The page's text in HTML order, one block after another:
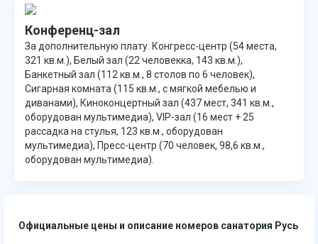
Конференц-зал
За дополнительную плату. Конгресс-центр (54 места,
321 кв.м.), Белый зал (22 человекка, 143 кв.м.),
Банкетный зал (112 кв.м., 8 столов по 6 человек),
Сигарная комната (115 кв.м., с мягкой мебелью и
диванами), Киноконцертный зал (437 мест, 341 кв.м.,
оборудован мультимедиа), VIP-зал (16 мест + 25
рассадка на стулья, 123 кв.м., оборудован
мультимедиа), Пресс-центр (70 человек, 98,6 кв.м.,
оборудован мультимедиа).
Официальные цены и описание номеров санатория Русь